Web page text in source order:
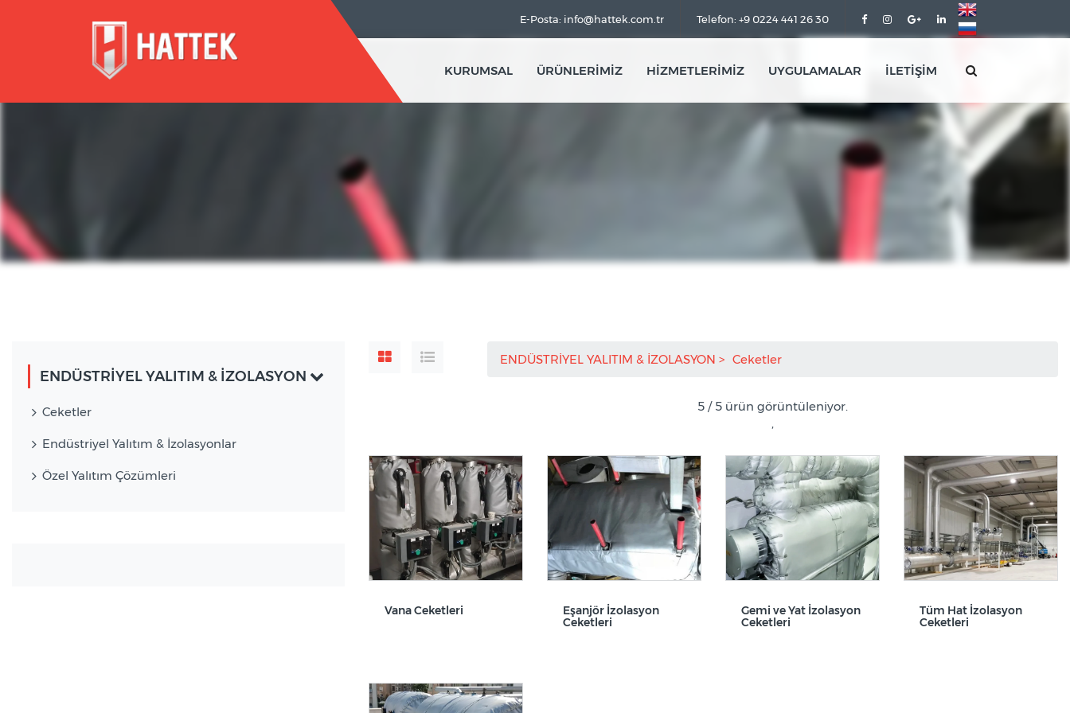
E-Posta: info@hattek.com.tr Telefon: +9 0224 441 26 30
KURUMSAL ÜRÜNLERİMİZ HİZMETLERİMİZ UYGULAMALAR İLETİŞİM
ENDÜSTRİYEL YALITIM & İZOLASYON Ceketler
5 / 5 ürün görüntüleniyor.
,
Vana Ceketleri
Eşanjör İzolasyon
Ceketleri
Gemi ve Yat İzolasyon
Ceketleri
Tüm Hat İzolasyon
Ceketleri
ENDÜSTRİYEL YALITIM & İZOLASYON
Ceketler
Endüstriyel Yalıtım & İzolasyonlar
Özel Yalıtım Çözümleri